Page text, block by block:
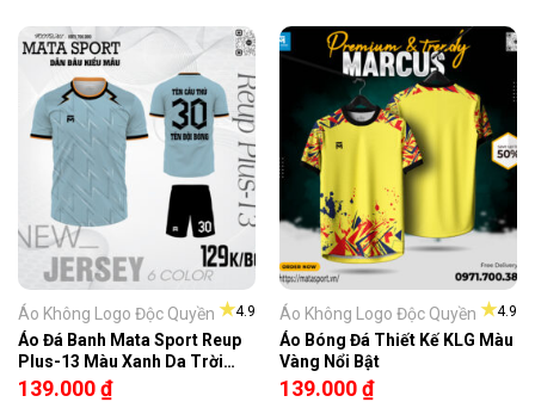
★4.9
Áo Không Logo Độc Quyền
Áo Đá Banh Mata Sport Reup
Plus-13 Màu Xanh Da Trời
Pastel
139.000₫
★4.9
Áo Không Logo Độc Quyền
Áo Bóng Đá Thiết Kế KLG Màu
Vàng Nổi Bật
139.000₫